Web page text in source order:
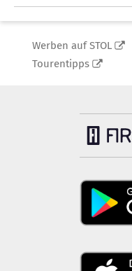
Werben auf STOL
Tourentipps